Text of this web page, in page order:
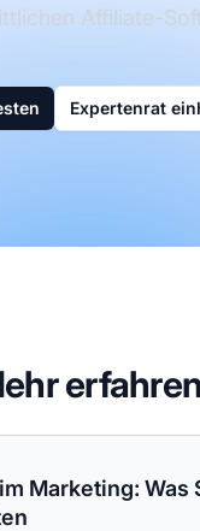
Affiliate-
Expertenrat
Was Sie
Marketing: Was